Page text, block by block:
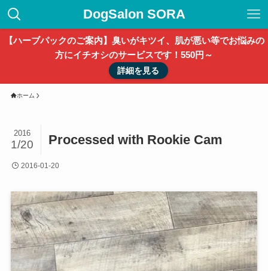
DogSalon SORA
【ハーブパックのご案内】臭いがキツイ、肌が悪い等でお悩みの
方にイチオシのサービスです！550円～
詳細を見る
ホーム
Processed with Rookie Cam
2016
1/20
2016-01-20